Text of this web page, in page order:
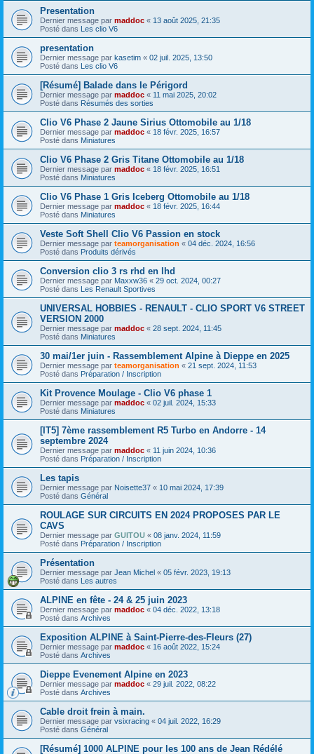
Presentation
Dernier message par maddoc « 13 août 2025, 21:35
Posté dans Les clio V6
presentation
Dernier message par kasetim « 02 juil. 2025, 13:50
Posté dans Les clio V6
[Résumé] Balade dans le Périgord
Dernier message par maddoc « 11 mai 2025, 20:02
Posté dans Résumés des sorties
Clio V6 Phase 2 Jaune Sirius Ottomobile au 1/18
Dernier message par maddoc « 18 févr. 2025, 16:57
Posté dans Miniatures
Clio V6 Phase 2 Gris Titane Ottomobile au 1/18
Dernier message par maddoc « 18 févr. 2025, 16:51
Posté dans Miniatures
Clio V6 Phase 1 Gris Iceberg Ottomobile au 1/18
Dernier message par maddoc « 18 févr. 2025, 16:44
Posté dans Miniatures
Veste Soft Shell Clio V6 Passion en stock
Dernier message par teamorganisation « 04 déc. 2024, 16:56
Posté dans Produits dérivés
Conversion clio 3 rs rhd en lhd
Dernier message par Maxxw36 « 29 oct. 2024, 00:27
Posté dans Les Renault Sportives
UNIVERSAL HOBBIES - RENAULT - CLIO SPORT V6 STREET
VERSION 2000
Dernier message par maddoc « 28 sept. 2024, 11:45
Posté dans Miniatures
30 mai/1er juin - Rassemblement Alpine à Dieppe en 2025
Dernier message par teamorganisation « 21 sept. 2024, 11:53
Posté dans Préparation / Inscription
Kit Provence Moulage - Clio V6 phase 1
Dernier message par maddoc « 02 juil. 2024, 15:33
Posté dans Miniatures
[IT5] 7ème rassemblement R5 Turbo en Andorre - 14
septembre 2024
Dernier message par maddoc « 11 juin 2024, 10:36
Posté dans Préparation / Inscription
Les tapis
Dernier message par Noisette37 « 10 mai 2024, 17:39
Posté dans Général
ROULAGE SUR CIRCUITS EN 2024 PROPOSES PAR LE
CAVS
Dernier message par GUITOU « 08 janv. 2024, 11:59
Posté dans Préparation / Inscription
Présentation
Dernier message par Jean Michel « 05 févr. 2023, 19:13
Posté dans Les autres
ALPINE en fête - 24 & 25 juin 2023
Dernier message par maddoc « 04 déc. 2022, 13:18
Posté dans Archives
Exposition ALPINE à Saint-Pierre-des-Fleurs (27)
Dernier message par maddoc « 16 août 2022, 15:24
Posté dans Archives
Dieppe Evenement Alpine en 2023
Dernier message par maddoc « 29 juil. 2022, 08:22
Posté dans Archives
Cable droit frein à main.
Dernier message par vsixracing « 04 juil. 2022, 16:29
Posté dans Général
[Résumé] 1000 ALPINE pour les 100 ans de Jean Rédélé